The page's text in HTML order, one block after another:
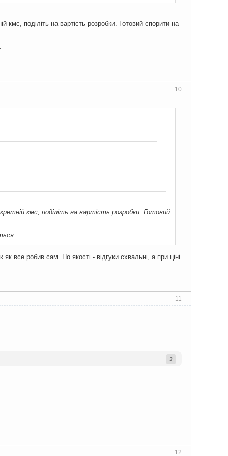
кмс, поділіть на вартість розробки. Готовий спорити на
10
кмс, поділіть на вартість розробки. Готовий
все робив сам. По якості - відгуки схвальні, а при ціні
11
3
12